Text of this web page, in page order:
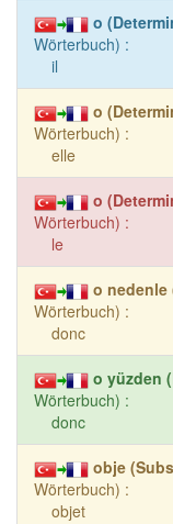
o
Wörterbuch) :
il
o
Wörterbuch) :
elle
o
Wörterbuch) :
le
o nedenle
Wörterbuch) :
donc
o yüzden
Wörterbuch) :
donc
obje
Wörterbuch) :
objet